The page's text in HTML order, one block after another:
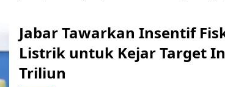
Jabar Tawarkan Insentif
Listrik untuk Kejar Target
Triliun